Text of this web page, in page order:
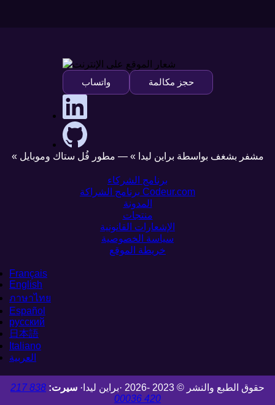
واتساب حجز مكالمة
« مشفر بشغف بواسطة براين ليدا » — مطور فُل ستاك وموبايل
برنامج الشركاء
برنامج الشراكة Codeur.com
المدونة
منتجات
الإشعارات القانونية
سياسة الخصوصية
خريطة الموقع
Français
English
ภาษาไทย
Español
русский
日本語
Italiano
العربية
حقوق الطبع والنشر © 2023 -2026 ·براين ليدا · سيرت:
838 217
420 00036